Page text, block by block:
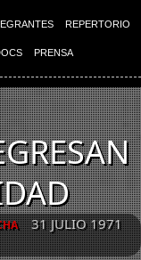
REPERTORIO
PRENSA
31 JULIO 1971